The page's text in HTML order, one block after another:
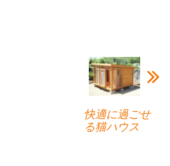
快適に過ごせ
る猫ハウス